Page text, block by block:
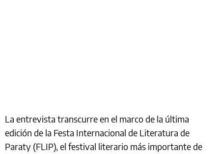
La entrevista transcurre en el marco de la última
edición de la Festa Internacional de Literatura de
Paraty (FLIP), el festival literario más importante de